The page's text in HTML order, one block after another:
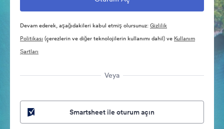
Devam ederek, aşağıdakileri kabul etmiş olursunuz:Gizlilik
Politikası (çerezlerin ve diğer teknolojilerin kullanımı dahil) ve Kullanım
Şartları
Veya
Smartsheet ile oturum açın